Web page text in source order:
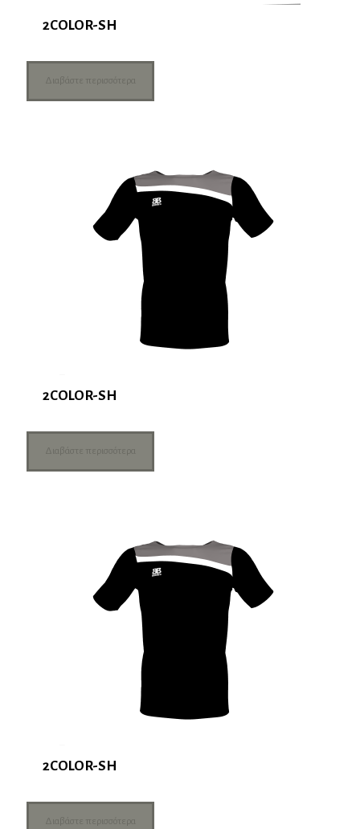
2COLOR-SH
Διαβάστε περισσότερα
2COLOR-SH
Διαβάστε περισσότερα
2COLOR-SH
Διαβάστε περισσότερα